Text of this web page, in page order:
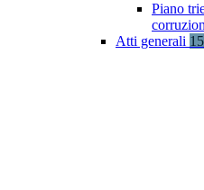
Piano
Atti generali 15